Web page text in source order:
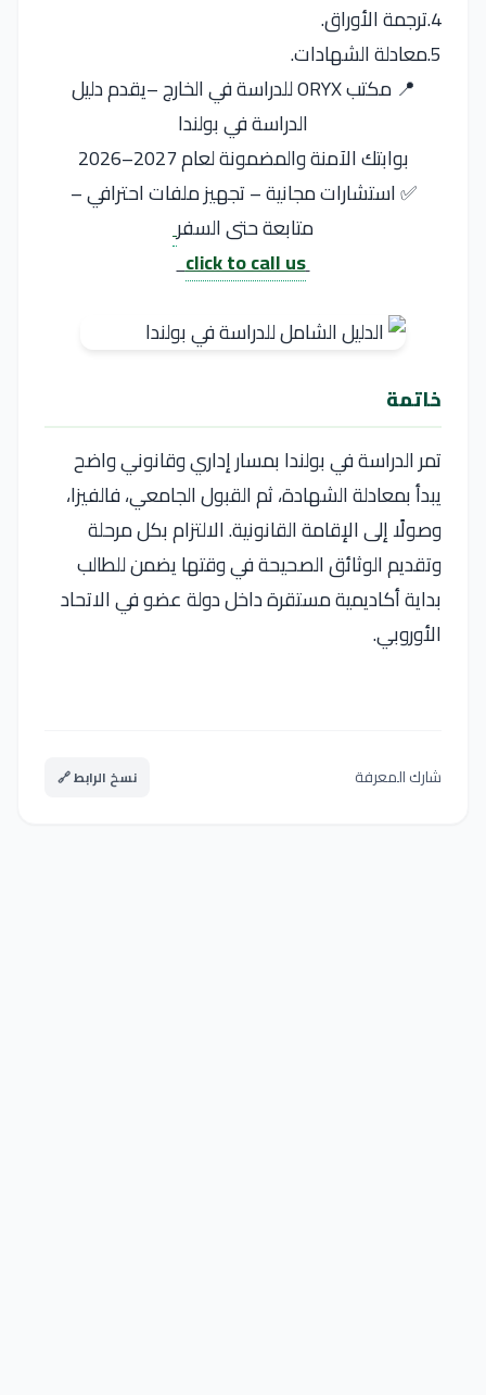
4.ترجمة الأوراق.
5.معادلة الشهادات.
📍 مكتب ORYX للدراسة في الخارج –يقدم دليل
الدراسة في بولندا
بوابتك الآمنة والمضمونة لعام 2027–2026
✅ استشارات مجانية – تجهيز ملفات احترافي –
متابعة حتى السفر
click to call us
خاتمة
تمر الدراسة في بولندا بمسار إداري وقانوني واضح
يبدأ بمعادلة الشهادة، ثم القبول الجامعي، فالفيزا،
وصولًا إلى الإقامة القانونية. الالتزام بكل مرحلة
وتقديم الوثائق الصحيحة في وقتها يضمن للطالب
بداية أكاديمية مستقرة داخل دولة عضو في الاتحاد
الأوروبي.
شارك المعرفة نسخ الرابط 🔗